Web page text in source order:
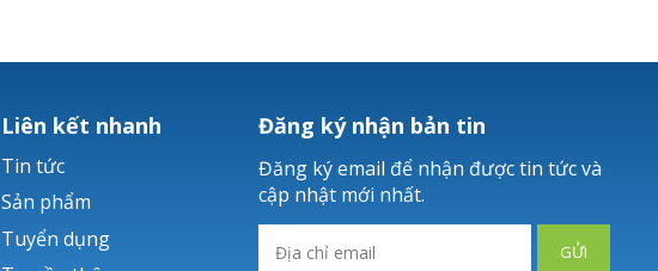
Liên kết nhanh
Tin tức
Sản phẩm
Tuyển dụng
Đăng ký nhận bản tin
Đăng ký email để nhận được tin tức và
cập nhật mới nhất.
GỬI